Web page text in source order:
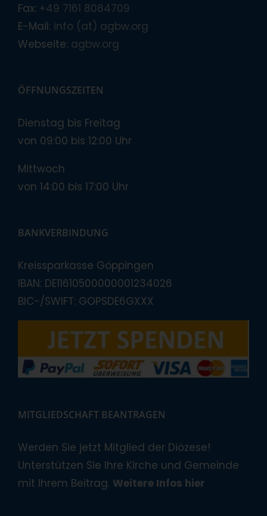
Fax: +49 7161 8084709
E-Mail: info (at) agbw.org
Webseite: agbw.org
ÖFFNUNGSZEITEN
Dienstag bis Freitag
von 09:00 bis 12:00 Uhr
Mittwoch
von 14:00 bis 17:00 Uhr
BANKVERBINDUNG
Kreissparkasse Göppingen
IBAN: DE11610500000001234026
BIC-/SWIFT: GOPSDE6GXXX
MITGLIEDSCHAFT BEANTRAGEN
Werden Sie jetzt Mitglied der Diözese!
Unterstützen Sie Ihre Kirche und Gemeinde
mit Ihrem Beitrag. Weitere Infos hier